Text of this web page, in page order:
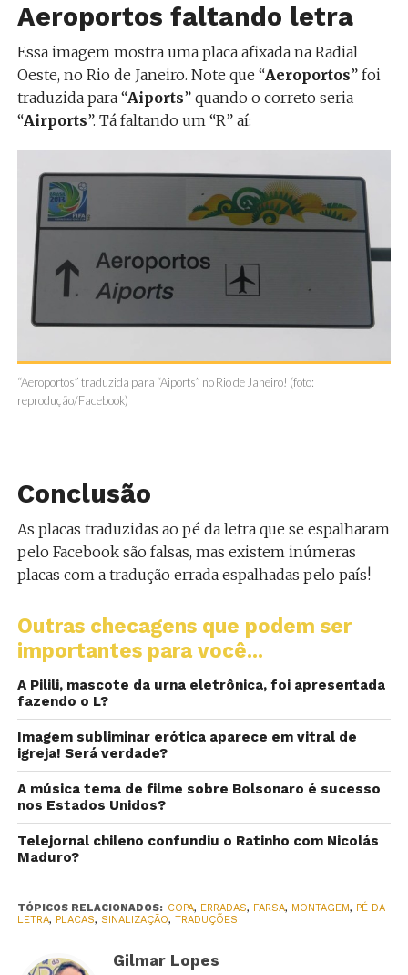
Aeroportos faltando letra
Essa imagem mostra uma placa afixada na Radial
Oeste, no Rio de Janeiro. Note que “Aeroportos” foi
traduzida para “Aiports” quando o correto seria
“Airports”. Tá faltando um “R” aí:
“Aeroportos” traduzida para “Aiports” no Rio de Janeiro! (foto:
reprodução/Facebook)
Conclusão
As placas traduzidas ao pé da letra que se espalharam
pelo Facebook são falsas, mas existem inúmeras
placas com a tradução errada espalhadas pelo país!
Outras checagens que podem ser
importantes para você...
A Pilili, mascote da urna eletrônica, foi apresentada
fazendo o L?
Imagem subliminar erótica aparece em vitral de
igreja! Será verdade?
A música tema de filme sobre Bolsonaro é sucesso
nos Estados Unidos?
Telejornal chileno confundiu o Ratinho com Nicolás
Maduro?
TÓPICOS RELACIONADOS: COPA, ERRADAS, FARSA, MONTAGEM, PÉ DA
LETRA, PLACAS, SINALIZAÇÃO, TRADUÇÕES
Gilmar Lopes